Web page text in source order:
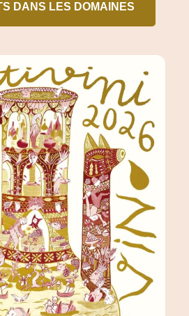
DANS LES DOMAINES